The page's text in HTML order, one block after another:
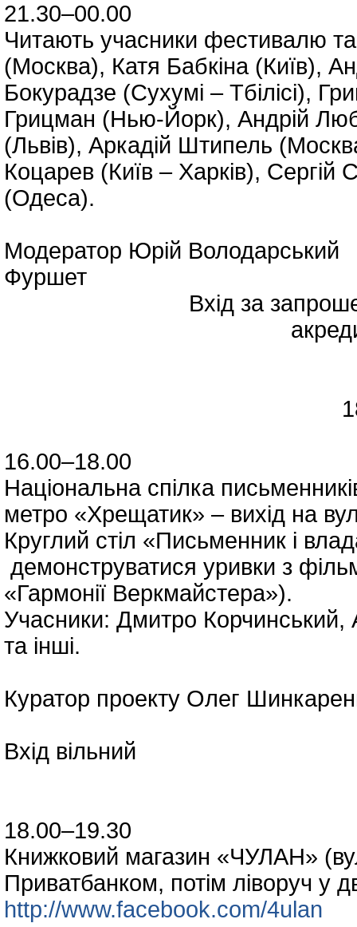
21.30–00.00
Читають учасники фестивалю
(Москва), Катя Бабкіна (Київ),
Бокурадзе (Сухумі – Тбілісі),
Грицман (Нью-Йорк), Андрій
(Львів), Аркадій Штипель
Коцарев (Київ – Харків),
(Одеса).
Модератор Юрій Володарський
Фуршет
Вхід за запрошеннями
акредитация ЗМІ
18 травня
16.00–18.00
Національна спілка
метро «Хрещатик» – вихід на
Круглий стіл «Письменник і
демонструватися уривки з
«Гармонії Веркмайстера»).
Учасники: Дмитро Корчинський,
та інші.
Куратор проекту Олег
Вхід вільний
18.00–19.30
Книжковий магазин «ЧУЛАН»
Приватбанком, потім ліворуч у
http://www.facebook.com/4ulan